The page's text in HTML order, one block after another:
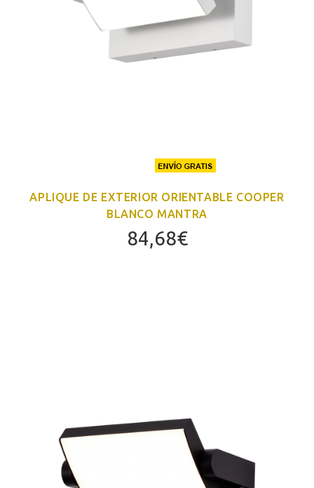
APLIQUE DE EXTERIOR ORIENTABLE COOPER
BLANCO MANTRA
84,68€